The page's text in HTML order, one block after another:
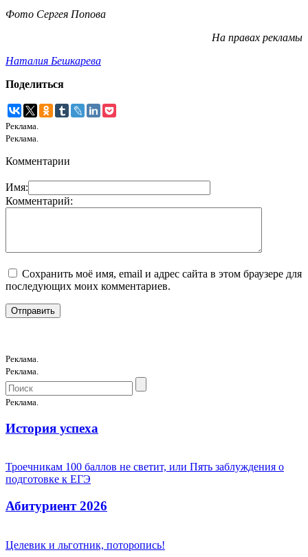
Фото Сергея Попова
На правах рекламы
Наталия Бешкарева
Поделиться
Реклама.
Реклама.
Комментарии
Имя:
Комментарий:
Сохранить моё имя, email и адрес сайта в этом браузере для
последующих моих комментариев.
Реклама.
Реклама.
Реклама.
История успеха
Троечникам 100 баллов не светит, или Пять заблуждения о
подготовке к ЕГЭ
Абитуриент 2026
Целевик и льготник, поторопись!